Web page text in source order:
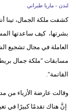
لندن - ماريا طبراني
كشفت ملكة الجمال، تينا
بشرتها، كيف ساعدتها
العاملة في مجال تشجيع
مسابقات "ملكة جمال
القاتمة".
إنَّ هناك تقدمًا كبيرًا في